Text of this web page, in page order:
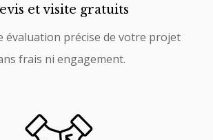
et visite gratuits
évaluation précise de votre projet
frais ni engagement.